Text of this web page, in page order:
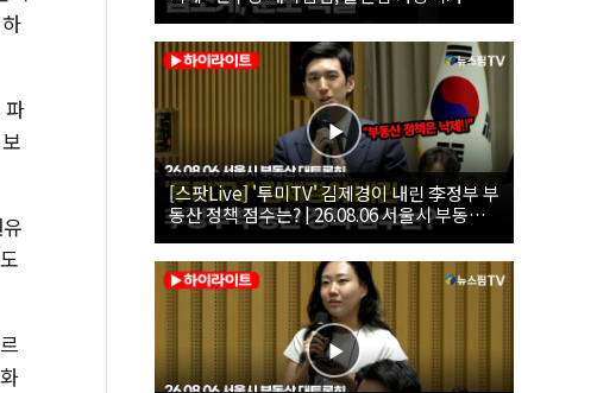
파
26.08.06 개혁신당 보완수사권 폐지 토론회
[스팟Live] '투미TV' 김제경이 내린 李정부 부
동산 정책 점수는? | 26.08.06 서울시 부동산
대토론회